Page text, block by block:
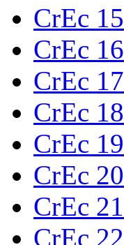
CrEc 15
CrEc 16
CrEc 17
CrEc 18
CrEc 19
CrEc 20
CrEc 21
CrEc 22